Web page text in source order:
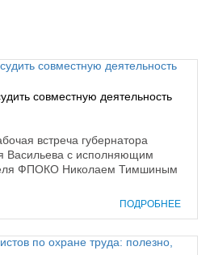
совместную деятельность
встреча губернатора
Васильева с исполняющим
ФПОКО Николаем Тимшиным
ПОДРОБНЕЕ